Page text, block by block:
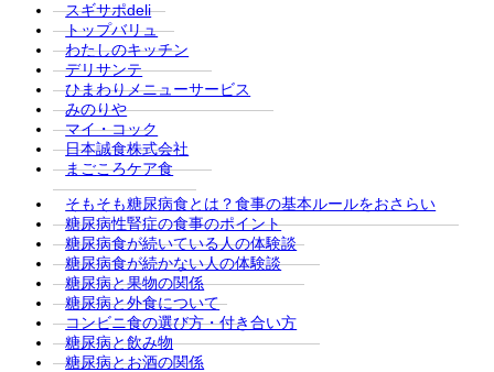
スギサポdeli
トップバリュ
わたしのキッチン
デリサンテ
ひまわりメニューサービス
みのりや
マイ・コック
日本誠食株式会社
まごころケア食
そもそも糖尿病食とは？食事の基本ルールをおさらい
糖尿病性腎症の食事のポイント
糖尿病食が続いている人の体験談
糖尿病食が続かない人の体験談
糖尿病と果物の関係
糖尿病と外食について
コンビニ食の選び方・付き合い方
糖尿病と飲み物
糖尿病とお酒の関係